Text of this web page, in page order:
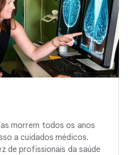
morrem todos os anos
a cuidados médicos.
de profissionais da saúde